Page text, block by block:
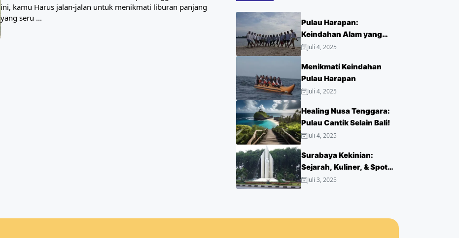
ini, kamu Harus jalan-jalan untuk menikmati liburan panjang
yang seru ...
Pulau Harapan:
Keindahan Alam yang
Menakjubkan
Juli 4, 2025
Menikmati Keindahan
Pulau Harapan
Juli 4, 2025
Healing Nusa Tenggara:
Pulau Cantik Selain Bali!
Juli 4, 2025
Surabaya Kekinian:
Sejarah, Kuliner, & Spot
Hits!
Juli 3, 2025